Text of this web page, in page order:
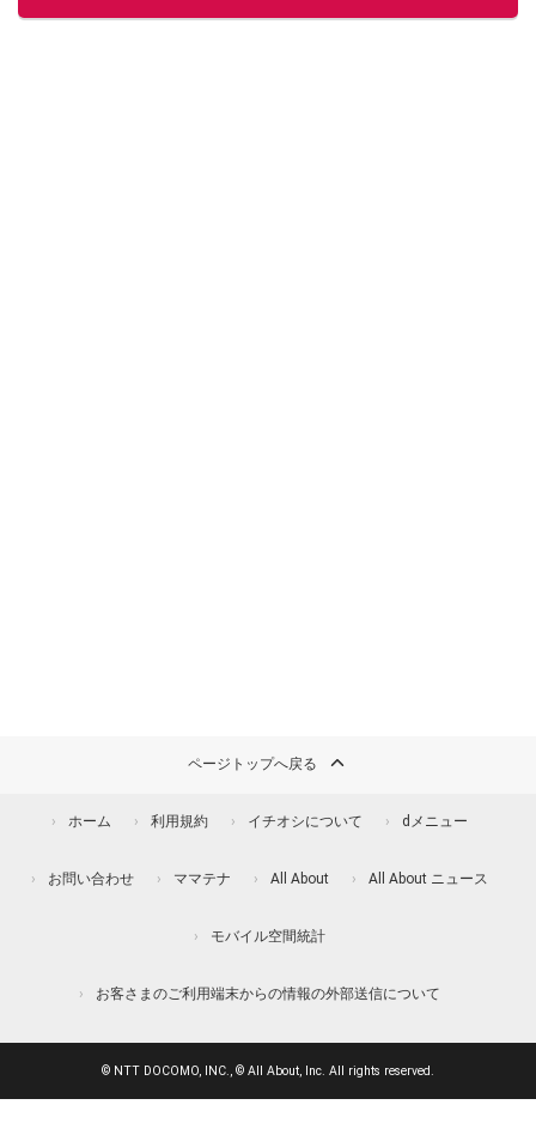
ページトップへ戻る
ホーム 利用規約 イチオシについて dメニュー
お問い合わせ ママテナ All About All About ニュース
モバイル空間統計
お客さまのご利用端末からの情報の外部送信について
© NTT DOCOMO, INC., © All About, Inc. All rights reserved.